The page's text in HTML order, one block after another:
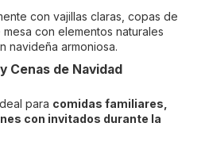
con vajillas claras, copas de
con elementos naturales
navideña armoniosa.
Cenas de Navidad
para comidas familiares,
con invitados durante la